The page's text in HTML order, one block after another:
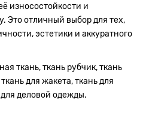
износостойкости и
Это отличный выбор для тех,
эстетики и аккуратного
ткань, ткань рубчик, ткань
для жакета, ткань для
деловой одежды.